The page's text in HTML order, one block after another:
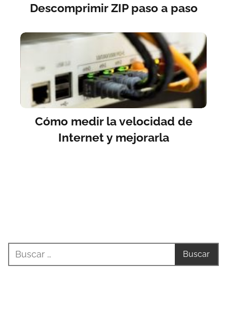
Descomprimir ZIP paso a paso
Cómo medir la velocidad de
Internet y mejorarla